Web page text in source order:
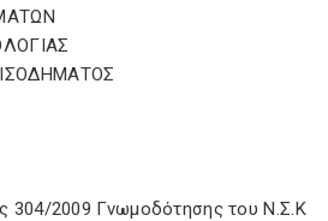
304/2009 Γνωμοδότησης του Ν.Σ.Κ